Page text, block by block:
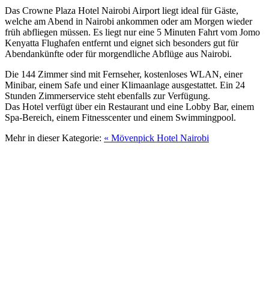
Das Crowne Plaza Hotel Nairobi Airport liegt ideal für Gäste,
welche am Abend in Nairobi ankommen oder am Morgen wieder
früh abfliegen müssen. Es liegt nur eine 5 Minuten Fahrt vom Jomo
Kenyatta Flughafen entfernt und eignet sich besonders gut für
Abendankünfte oder für morgendliche Abflüge aus Nairobi.
Die 144 Zimmer sind mit Fernseher, kostenloses WLAN, einer
Minibar, einem Safe und einer Klimaanlage ausgestattet. Ein 24
Stunden Zimmerservice steht ebenfalls zur Verfügung.
Das Hotel verfügt über ein Restaurant und eine Lobby Bar, einem
Spa-Bereich, einem Fitnesscenter und einem Swimmingpool.
Mehr in dieser Kategorie: « Mövenpick Hotel Nairobi